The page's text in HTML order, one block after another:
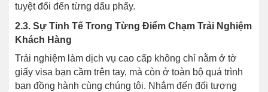
tuyệt đối đến từng dấu phẩy.
2.3. Sự Tinh Tế Trong Từng Điểm Chạm Trải Nghiệm
Khách Hàng
Trải nghiệm làm dịch vụ cao cấp không chỉ nằm ở tờ
giấy visa bạn cầm trên tay, mà còn ở toàn bộ quá trình
bạn đồng hành cùng chúng tôi. Nhắm đến đối tượng